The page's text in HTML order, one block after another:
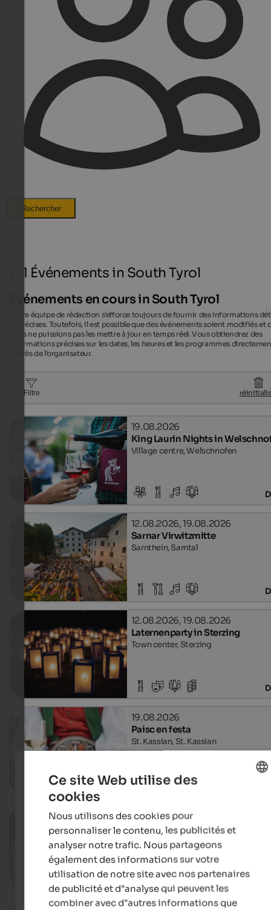
Rechercher
211 Événements in South Tyrol
Événements en cours in South Tyrol
Notre équipe de rédaction s'efforce toujours de fournir des informations
et précises. Toutefois, il est possible que des événements soient modifiés et
nous ne puissions pas les mettre à jour en temps réel. Vous obtiendrez des
informations précises sur les dates, les heures et les programmes
auprès de l'organisateur.
Filtre
19.08.2026
King Laurin Nights in
Village centre, Welschnofen
12.08.2026, 19.08.2026
Sarnar Virwitzmitte
Sarnthein, Sarntal
12.08.2026, 19.08.2026
Laternenparty in Sterzing
Town center, Sterzing
19.08.2026
Paisc en festa
St. Kassian, St. Kassian
12.08.2026, 19.08.2026, …
Summer night event
Natz centre, Natz-Schabs
Ce site Web utilise des
cookies
Nous utilisons des cookies pour
personnaliser le contenu, les publicités et
analyser notre trafic. Nous partageons
également des informations sur votre
utilisation de notre site avec nos partenaires
de publicité et d"analyse qui peuvent les
combiner avec d"autres informations que